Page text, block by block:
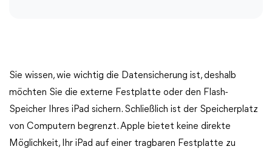
Sie wissen, wie wichtig die Datensicherung ist, deshalb
möchten Sie die externe Festplatte oder den Flash-
Speicher Ihres iPad sichern. Schließlich ist der Speicherplatz
von Computern begrenzt. Apple bietet keine direkte
Möglichkeit, Ihr iPad auf einer tragbaren Festplatte zu